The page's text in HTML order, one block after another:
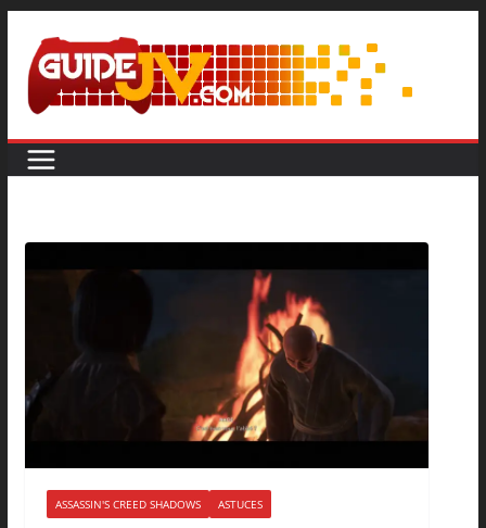
ASSASSIN'S CREED SHADOWS ASTUCES